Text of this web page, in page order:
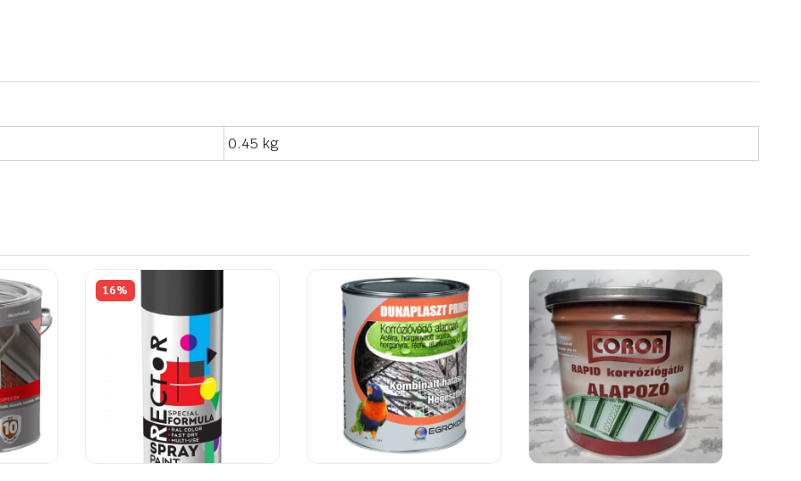
0.45 kg
16%